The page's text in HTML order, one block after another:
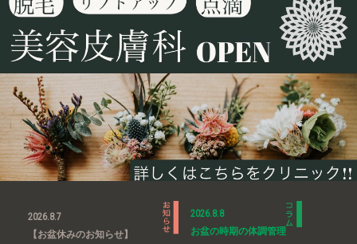
2026.8.7
【お盆休みのお知らせ】
2026.8.8
お盆の時期の体調管理